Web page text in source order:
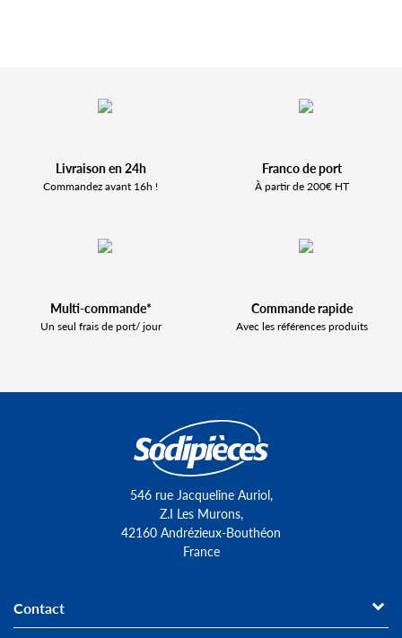
Livraison en 24h
Commandez avant 16h !
Franco de port
À partir de 200€ HT
Multi-commande*
Un seul frais de port/ jour
Commande rapide
Avec les références produits
546 rue Jacqueline Auriol,
Z.I Les Murons,
42160 Andrézieux-Bouthéon
France
Contact